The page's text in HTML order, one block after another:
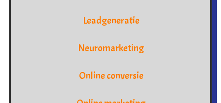
Leadgeneratie
Neuromarketing
Online conversie